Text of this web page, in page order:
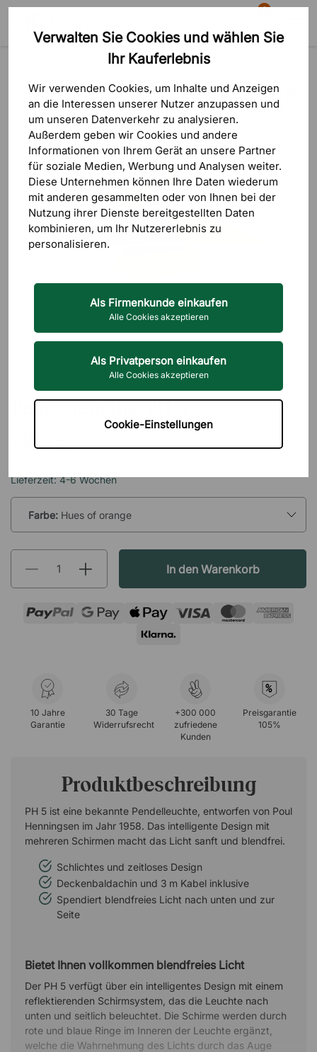
Verwalten Sie Cookies und wählen Sie
Ihr Kauferlebnis
Wir verwenden Cookies, um Inhalte und Anzeigen
an die Interessen unserer Nutzer anzupassen und
um unseren Datenverkehr zu analysieren.
Außerdem geben wir Cookies und andere
Informationen von Ihrem Gerät an unsere Partner
für soziale Medien, Werbung und Analysen weiter.
Diese Unternehmen können Ihre Daten wiederum
mit anderen gesammelten oder von Ihnen bei der
Nutzung ihrer Dienste bereitgestellten Daten
kombinieren, um Ihr Nutzererlebnis zu
personalisieren.
Als Firmenkunde einkaufen
Alle Cookies akzeptieren
Als Privatperson einkaufen
Alle Cookies akzeptieren
Cookie-Einstellungen
Suche
0
Warenkorb
Deckenlampen Pendelleuchte
5 Bewertungen
Pendelleuchte PH 5
1.103 €
Lieferzeit: 4-6 Wochen
Farbe: Hues of orange
In den Warenkorb
10 Jahre
Garantie
30 Tage
Widerrufsrecht
+300 000
zufriedene
Kunden
%
Preisgarantie
105%
Produktbeschreibung
PH 5 ist eine bekannte Pendelleuchte, entworfen von Poul
Henningsen im Jahr 1958. Das intelligente Design mit
mehreren Schirmen macht das Licht sanft und blendfrei.
Schlichtes und zeitloses Design
Deckenbaldachin und 3 m Kabel inklusive
Spendiert blendfreies Licht nach unten und zur
Seite
Bietet Ihnen vollkommen blendfreies Licht
Der PH 5 verfügt über ein intelligentes Design mit einem
reflektierenden Schirmsystem, das die Leuchte nach
unten und seitlich beleuchtet. Die Schirme werden durch
rote und blaue Ringe im Inneren der Leuchte ergänzt,
welche die Wahrnehmung des Lichts durch das Auge